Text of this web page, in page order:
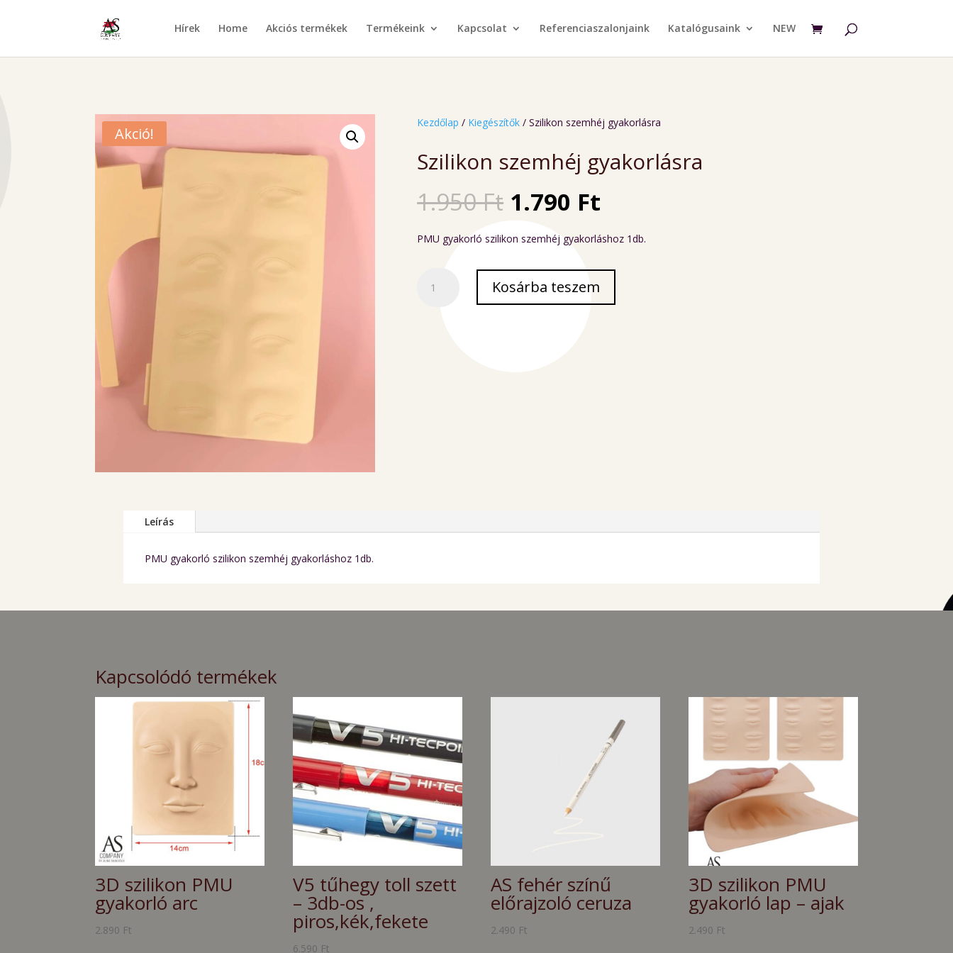
Hírek Home Akciós termékek Termékeink Kapcsolat Referenciaszalonjaink Katalógusaink NEW
Akció!
Kezdőlap / Kiegészítők / Szilikon szemhéj gyakorlásra
Szilikon szemhéj gyakorlásra
1.950Ft Original
price
was:
1.950 Ft.
1.790 Ft
is:
1.790 Ft.
PMU gyakorló szilikon szemhéj gyakorláshoz 1db.
szemhéj
Kosárba teszem
Leírás
PMU gyakorló szilikon szemhéj gyakorláshoz 1db.
Kapcsolódó termékek
3D szilikon PMU
gyakorló arc
2.890 Ft
V5 tűhegy toll szett
– 3db-os ,
piros,kék,fekete
6.590 Ft
AS fehér színű
előrajzoló ceruza
2.490 Ft
3D szilikon PMU
gyakorló lap – ajak
2.490 Ft